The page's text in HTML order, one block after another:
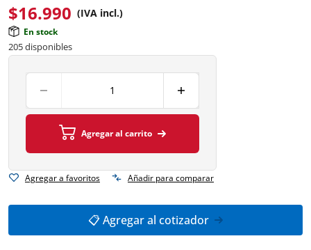
$16.990 (IVA incl.)
En stock
205 disponibles
Agregar al carrito
Agregar a favoritos Añadir para comparar
📋 Agregar al cotizador